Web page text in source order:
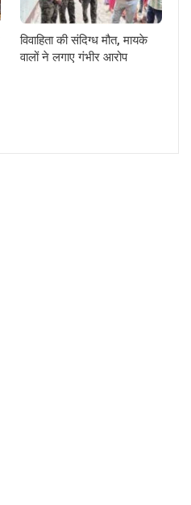
विवाहिता की संदिग्ध मौत, मायके
वालों ने लगाए गंभीर आरोप